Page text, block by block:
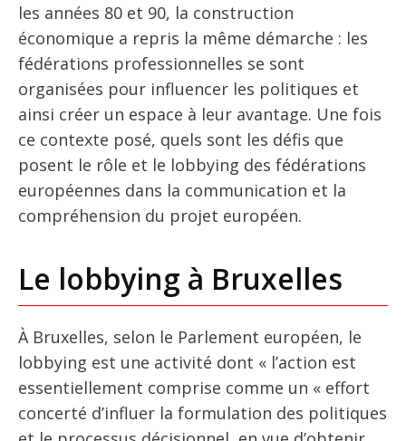
les années 80 et 90, la construction
économique a repris la même démarche : les
fédérations professionnelles se sont
organisées pour influencer les politiques et
ainsi créer un espace à leur avantage. Une fois
ce contexte posé, quels sont les défis que
posent le rôle et le lobbying des fédérations
européennes dans la communication et la
compréhension du projet européen.
Le lobbying à Bruxelles
À Bruxelles, selon le Parlement européen, le
lobbying est une activité dont « l’action est
essentiellement comprise comme un « effort
concerté d’influer la formulation des politiques